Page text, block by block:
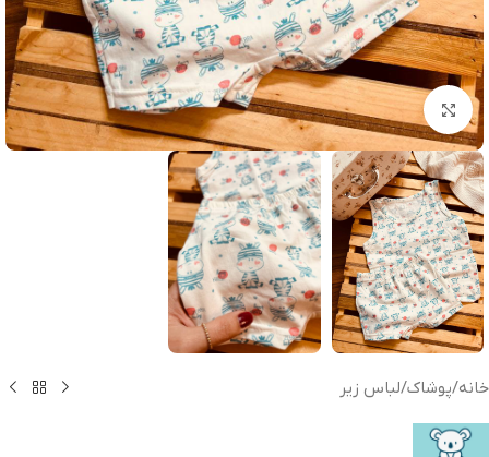
بزرگنمایی تصویر
خانه/پوشاک/لباس زیر